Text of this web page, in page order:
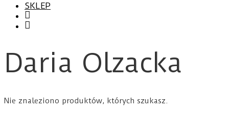
SKLEP
Daria Olzacka
Nie znaleziono produktów, których szukasz.